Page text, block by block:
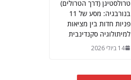
טרולסטיגן (דרך הטרולים)
בנורבגיה: מסע של 11
פניות חדות בין מציאות
למיתולוגיה סקנדינבית
14 ביולי 2026